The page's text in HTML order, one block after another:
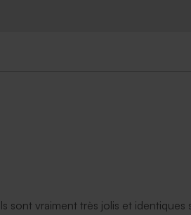
sont vraiment très jolis et